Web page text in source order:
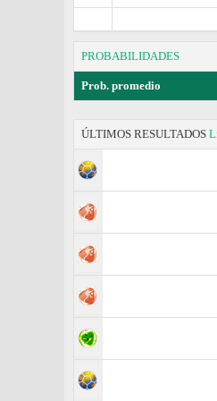
PROBABILIDADES
Prob. promedio
ÚLTIMOS RESULTADOS